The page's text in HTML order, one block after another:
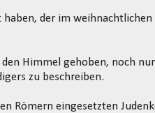
haben, der im
Himmel gehoben, noch
zu beschreiben.
Römern eingesetzten